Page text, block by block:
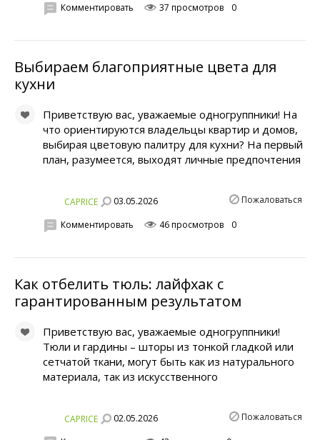
Комментировать 37 просмотров 0
Выбираем благоприятные цвета для
кухни
Приветствую вас, уважаемые одногруппники! На
что ориентируются владельцы квартир и домов,
выбирая цветовую палитру для кухни? На первый
план, разумеется, выходят личные предпочтения
CAPRICE 03.05.2026 Пожаловаться
Комментировать 46 просмотров 0
Как отбелить тюль: лайфхак с
гарантированным результатом
Приветствую вас, уважаемые одногруппники!
Тюли и гардины – шторы из тонкой гладкой или
сетчатой ткани, могут быть как из натурального
материала, так из искусственного
CAPRICE 02.05.2026 Пожаловаться